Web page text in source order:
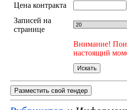
Цена контракта
Записей на
странице
Внимание!
настоящий
Разместить свой тендер